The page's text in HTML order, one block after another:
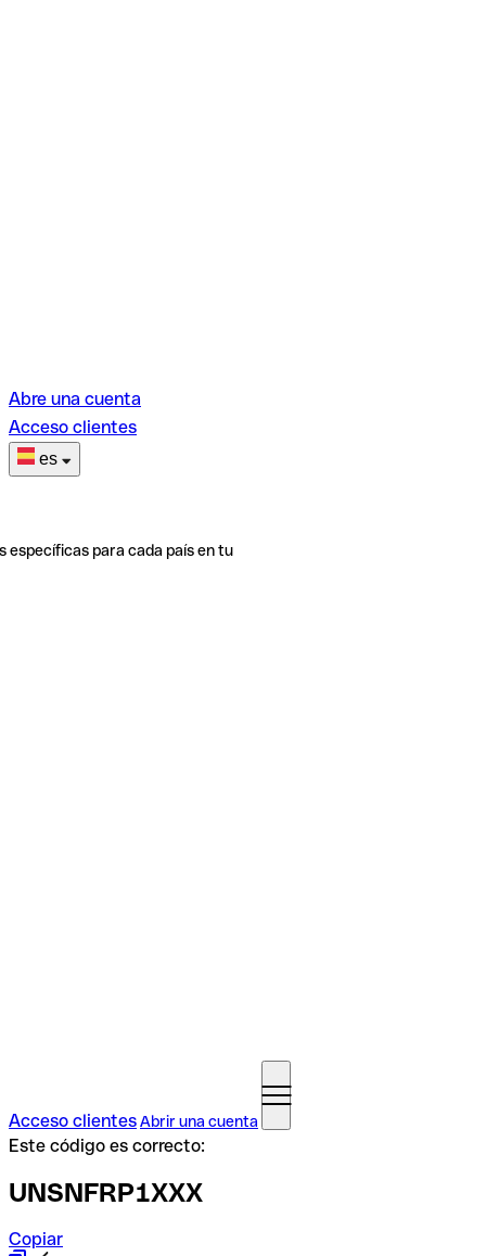
Abre una cuenta
Acceso clientes
es
específicas para cada país en tu
Acceso clientesAbrir una cuenta
Este código es correcto:
UNSNFRP1XXX
Copiar